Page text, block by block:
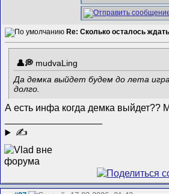
Re: Сколько осталось ждать
mudvaLing
Да демка выйдет будем до лета
долго.
А есть инфа когда демка выйдет??
✍